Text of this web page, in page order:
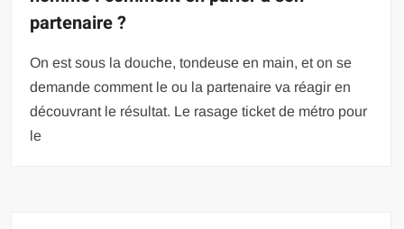
partenaire ?
On est sous la douche, tondeuse en main, et on se
demande comment le ou la partenaire va réagir en
découvrant le résultat. Le rasage ticket de métro pour
le